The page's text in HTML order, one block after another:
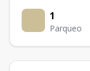
1
Parqueo